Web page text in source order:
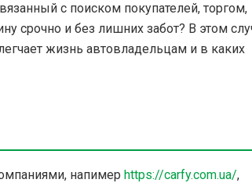
с поиском покупателей, торгом,
срочно и без лишних забот? В этом
жизнь автовладельцам и в каких
напимер https://carfy.com.ua/,